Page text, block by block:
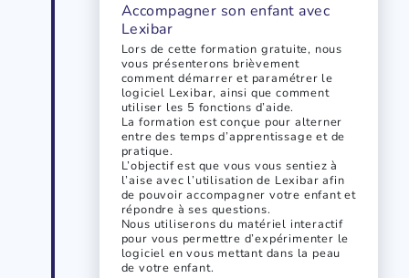
Accompagner son enfant avec
Lexibar
Lors de cette formation gratuite, nous
vous présenterons brièvement
comment démarrer et paramétrer le
logiciel Lexibar, ainsi que comment
utiliser les 5 fonctions d’aide.
La formation est conçue pour alterner
entre des temps d’apprentissage et de
pratique.
L’objectif est que vous vous sentiez à
l’aise avec l’utilisation de Lexibar afin
de pouvoir accompagner votre enfant et
répondre à ses questions.
Nous utiliserons du matériel interactif
pour vous permettre d’expérimenter le
logiciel en vous mettant dans la peau
de votre enfant.